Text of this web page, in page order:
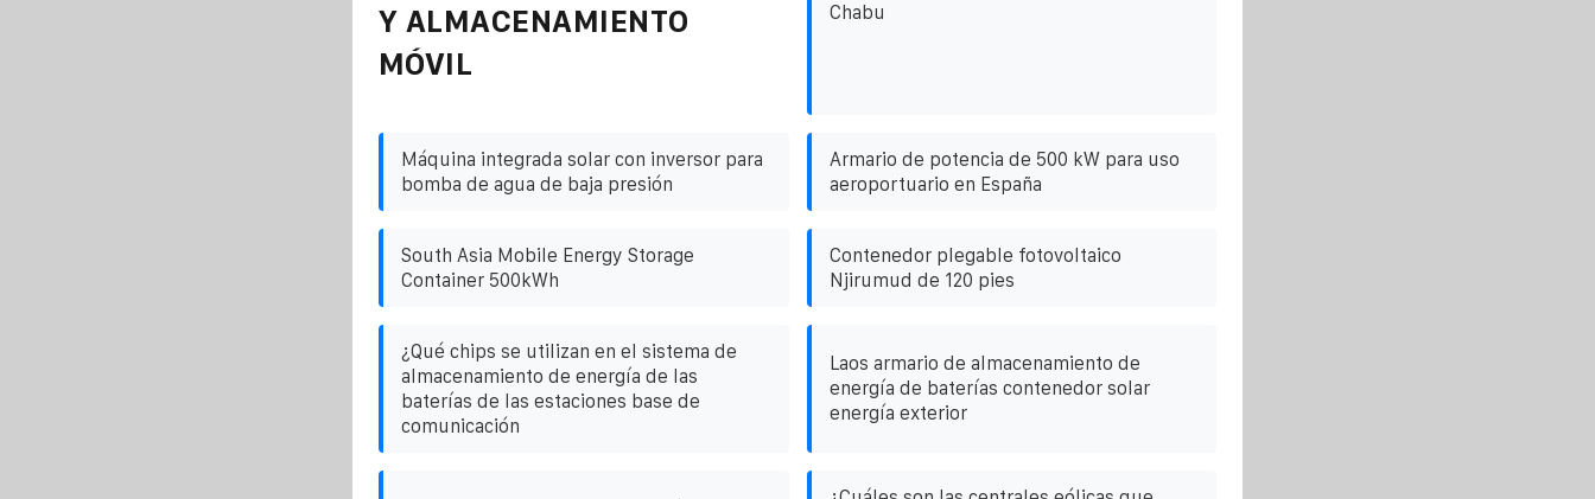
Y ALMACENAMIENTO
MÓVIL
Chabu
Máquina integrada solar con inversor para
bomba de agua de baja presión
Armario de potencia de 500 kW para uso
aeroportuario en España
South Asia Mobile Energy Storage
Container 500kWh
Contenedor plegable fotovoltaico
Njirumud de 120 pies
¿Qué chips se utilizan en el sistema de
almacenamiento de energía de las
baterías de las estaciones base de
comunicación
Laos armario de almacenamiento de
energía de baterías contenedor solar
energía exterior